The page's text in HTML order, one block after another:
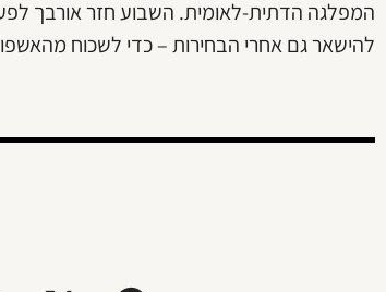
המפלגה הדתית-לאומית. השבוע חזר אורבך
להישאר גם אחרי הבחירות – כדי לשכוח